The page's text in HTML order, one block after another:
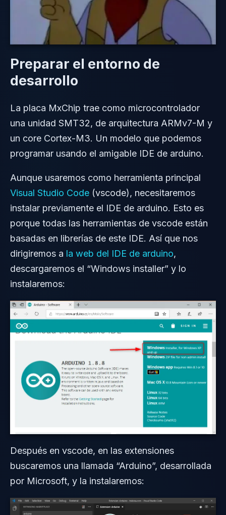
Preparar el entorno de
desarrollo
La placa MxChip trae como microcontrolador
una unidad SMT32, de arquitectura ARMv7-M y
un core Cortex-M3. Un modelo que podemos
programar usando el amigable IDE de arduino.
Aunque usaremos como herramienta principal
Visual Studio Code (vscode), necesitaremos
instalar previamente el IDE de arduino. Esto es
porque todas las herramientas de vscode están
basadas en librerías de este IDE. Así que nos
dirigiremos a la web del IDE de arduino,
descargaremos el “Windows installer” y lo
instalaremos:
Después en vscode, en las extensiones
buscaremos una llamada “Arduino”, desarrollada
por Microsoft, y la instalaremos: